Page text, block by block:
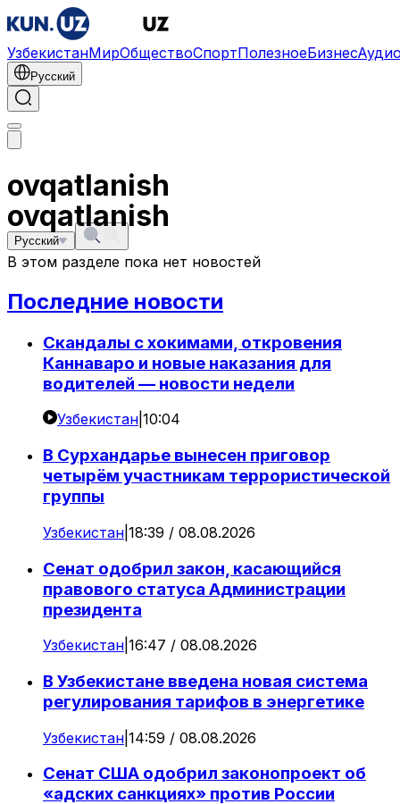
УзбекистанМирОбществоСпортПолезноеБизнес
Русский
ovqatlanish
Русский
ovqatlanish
В этом разделе пока нет новостей
Последние новости
Скандалы с хокимами, откровения
Каннаваро и новые наказания для
водителей — новости недели
Узбекистан 10:04
В Сурхандарье вынесен приговор
четырём участникам террористической
группы
Узбекистан 18:39 / 08.08.2026
Сенат одобрил закон, касающийся
правового статуса Администрации
президента
Узбекистан 16:47 / 08.08.2026
В Узбекистане введена новая система
регулирования тарифов в энергетике
Узбекистан 14:59 / 08.08.2026
Сенат США одобрил законопроект об
«адских санкциях» против России